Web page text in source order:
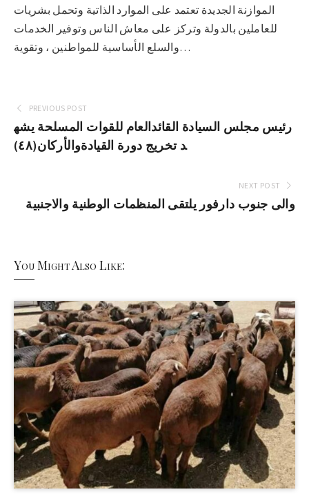
الموازنة الجديدة تعتمد على الموارد الذاتية وتحمل بشريات
للعاملين بالدولة وتركز على معاش الناس وتوفير الخدمات
والسلع الأساسية للمواطنين ، وتقوية…
PREVIOUS POST
رئيس مجلس السيادة القائدالعام للقوات المسلحة يشه
د تخريج دورة القيادةوالأركان(٤٨)
NEXT POST
والى جنوب دارفور يلتقى المنظمات الوطنية والاجنبية
You Might Also Like: